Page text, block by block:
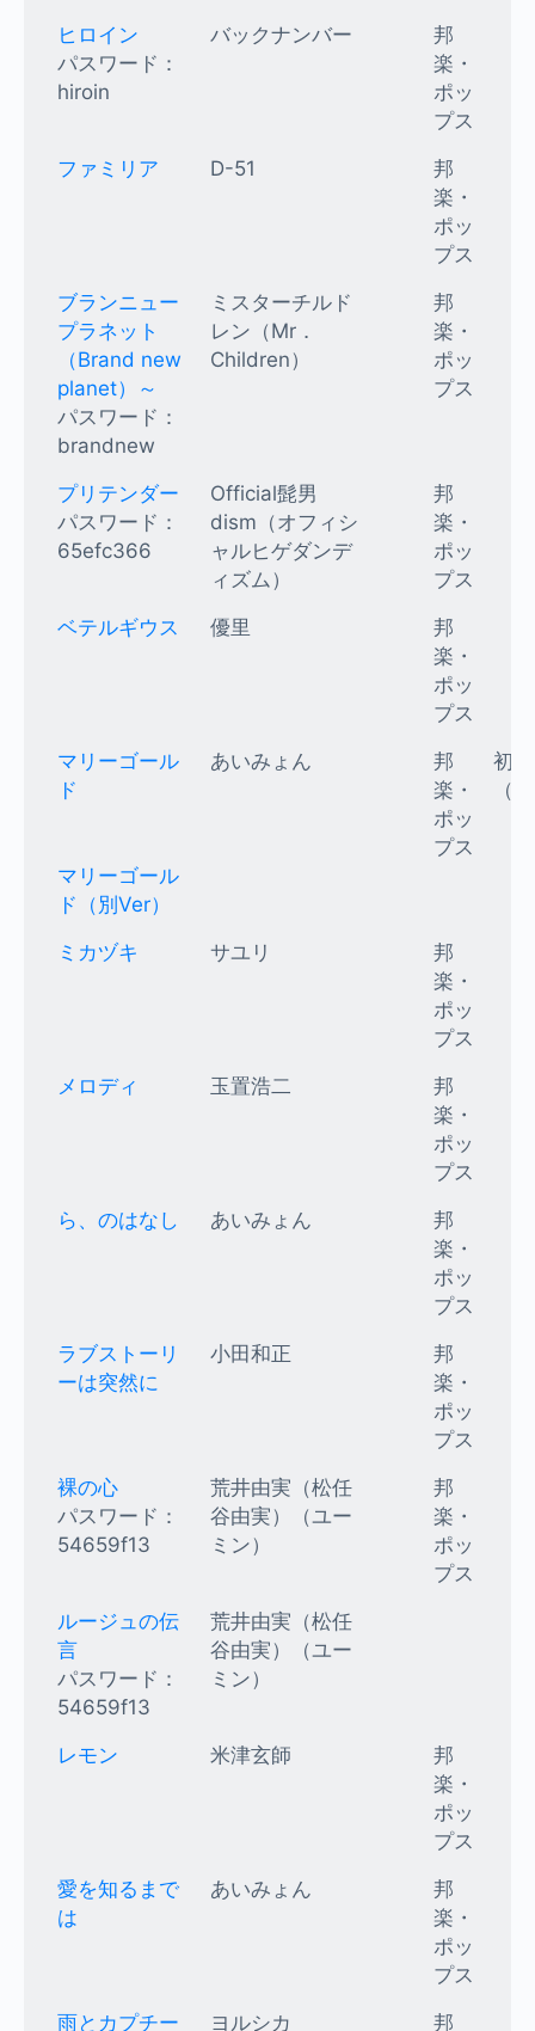
ヒロイン
パスワード：
hiroin
バックナンバー
邦
楽・
ポッ
プス
ファミリア
D-51
邦
楽・
ポッ
プス
ブランニュー
プラネット
（Brand new
planet）～
パスワード：
brandnew
ミスターチルド
レン（Mr．
Children）
邦
楽・
ポッ
プス
プリテンダー
パスワード：
65efc366
Official髭男
dism（オフィシ
ャルヒゲダンデ
ィズム）
邦
楽・
ポッ
プス
ベテルギウス
優里
邦
楽・
ポッ
プス
マリーゴール
ド
マリーゴール
ド（別Ver）
あいみょん
邦
楽・
ポッ
プス
初
（
ミカヅキ サユリ
邦
楽・
ポッ
プス
メロディ
玉置浩二
邦
楽・
ポッ
プス
ら、のはなし
あいみょん
邦
楽・
ポッ
プス
ラブストーリ
ーは突然に
小田和正
邦
楽・
ポッ
プス
裸の心
パスワード：
54659f13
荒井由実（松任
谷由実）（ユー
ミン）
邦
楽・
ポッ
プス
ルージュの伝
言
パスワード：
54659f13
荒井由実（松任
谷由実）（ユー
ミン）
レモン 米津玄師
邦
楽・
ポッ
プス
愛を知るまで
は
あいみょん
邦
楽・
ポッ
プス
雨とカプチー
ヨルシカ 邦